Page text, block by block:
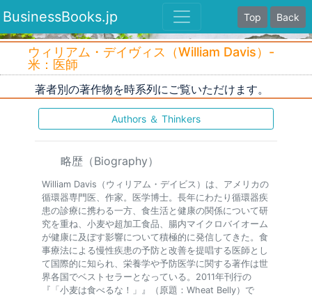
BusinessBooks.jp Top Back
ウィリアム・デイヴィス（William Davis）-
米：医師
著者別の著作物を時系列にご覧いただけます。
Authors ＆ Thinkers
略歴（Biography）
William Davis（ウィリアム・デイビス）は、アメリカの
循環器専門医、作家。医学博士。長年にわたり循環器疾
患の診療に携わる一方、食生活と健康の関係について研
究を重ね、小麦や超加工食品、腸内マイクロバイオーム
が健康に及ぼす影響について積極的に発信してきた。食
事療法による慢性疾患の予防と改善を提唱する医師とし
て国際的に知られ、栄養学や予防医学に関する著作は世
界各国でベストセラーとなっている。2011年刊行の
『「小麦は食べるな！」』（原題：Wheat Belly）で